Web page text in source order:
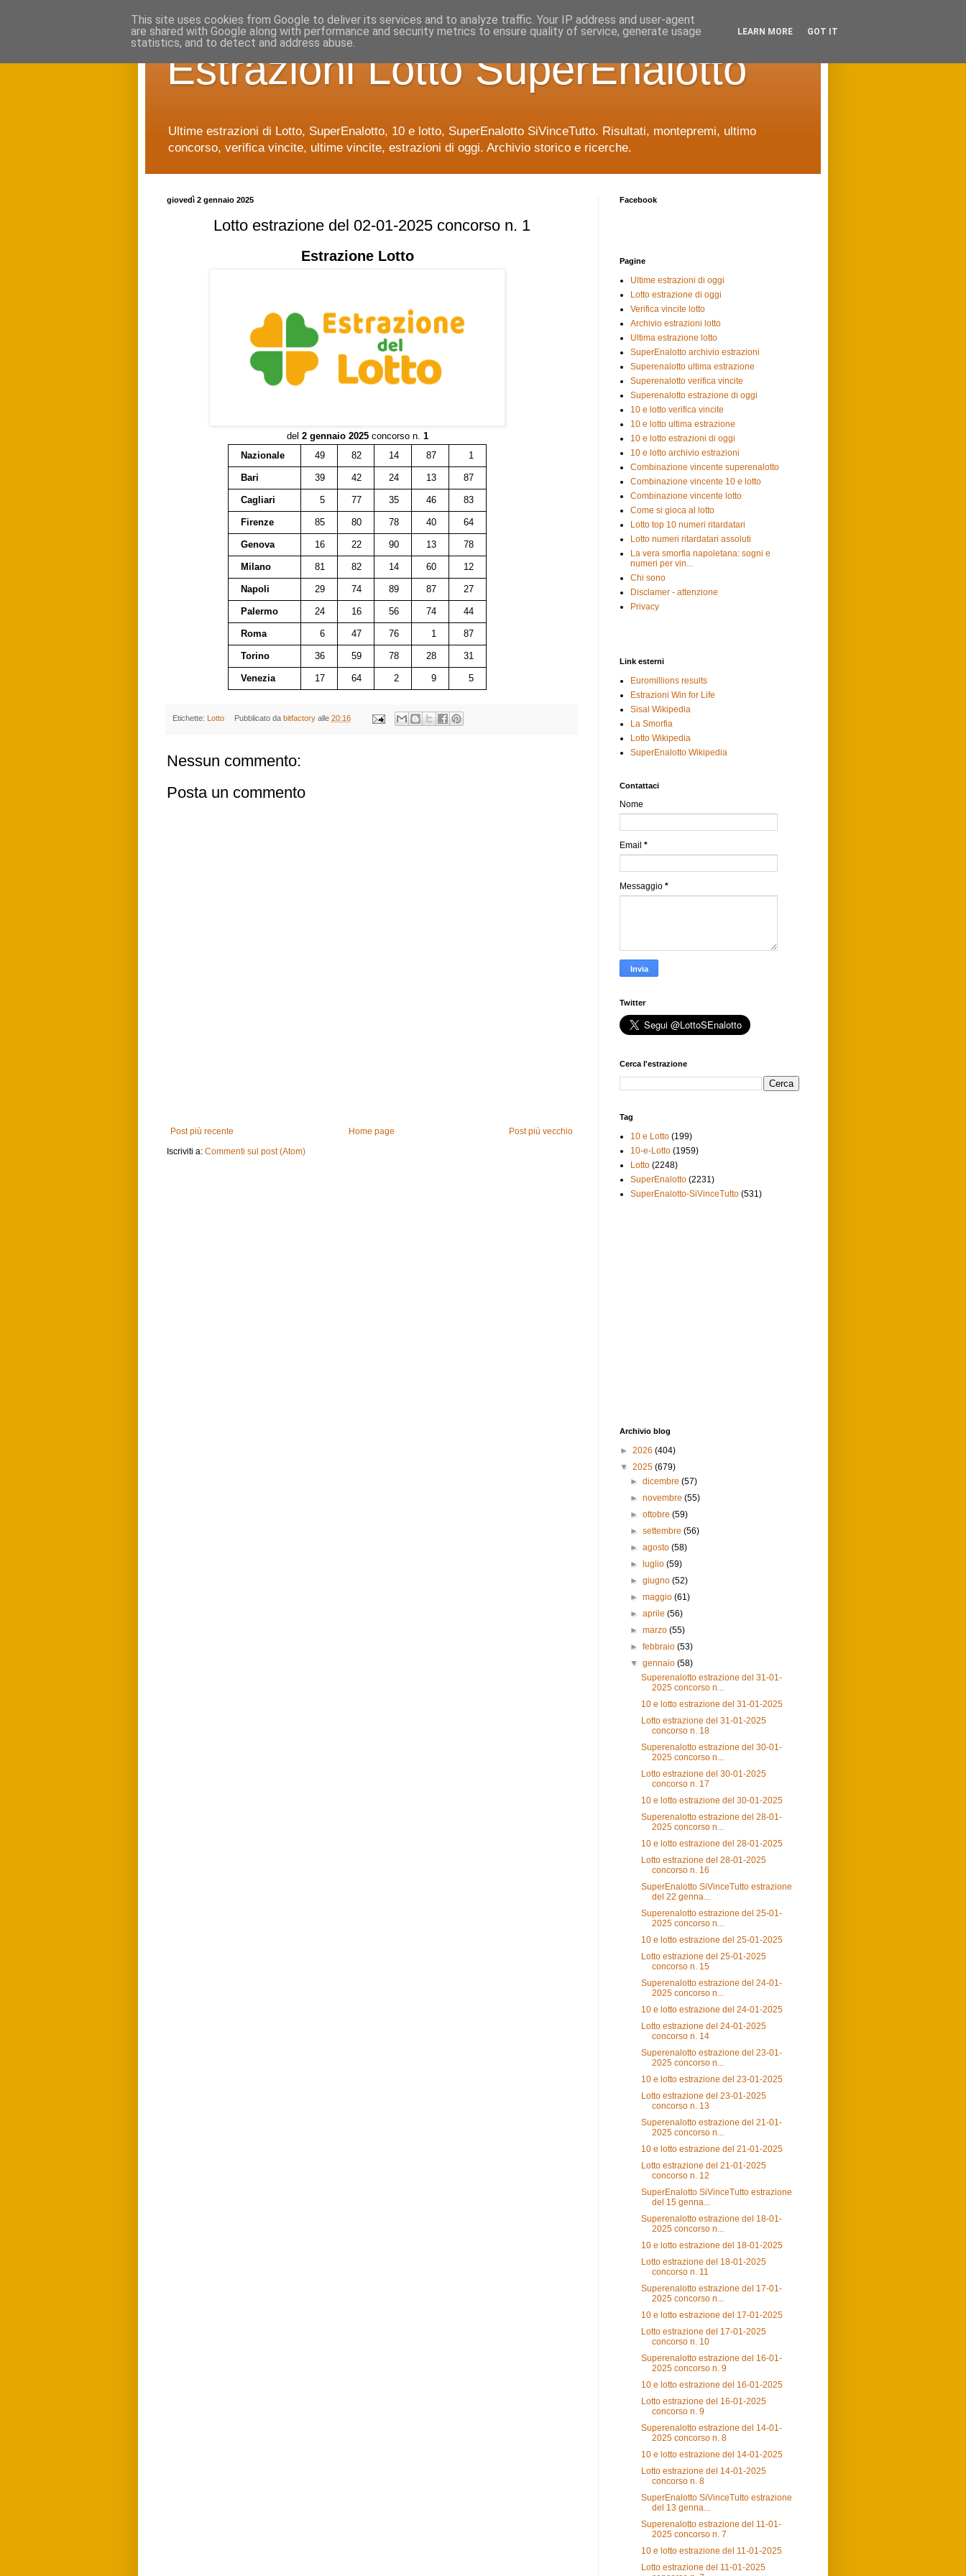
Estrazioni Lotto SuperEnalotto
Ultime estrazioni di Lotto, SuperEnalotto, 10 e lotto, SuperEnalotto SiVinceTutto. Risultati, montepremi, ultimo
concorso, verifica vincite, ultime vincite, estrazioni di oggi. Archivio storico e ricerche.
giovedì 2 gennaio 2025
Lotto estrazione del 02-01-2025 concorso n. 1
Estrazione Lotto
del 2 gennaio 2025concorso n. 1
Nazionale
49 82 14 87 1
Bari 39 42 24 13 87
Cagliari 5 77 35 46 83
Firenze 85 80 78 40 64
Genova 16 22 90 13 78
Milano 81 82 14 60 12
Napoli 29 74 89 87 27
Palermo 24 16 56 74 44
Roma 6 47 76 1 87
Torino 36 59 78 28 31
Venezia 17 64 2 9 5
Etichette: Lotto Pubblicato da bitfactory alle 20:16
Nessun commento:
Posta un commento
Post più recente Post più vecchio
Home page
Iscriviti a: Commenti sul post (Atom)
Facebook
Pagine
Ultime estrazioni di oggi
Lotto estrazione di oggi
Verifica vincite lotto
Archivio estrazioni lotto
Ultima estrazione lotto
SuperEnalotto archivio estrazioni
Superenalotto ultima estrazione
Superenalotto verifica vincite
Superenalotto estrazione di oggi
10 e lotto verifica vincite
10 e lotto ultima estrazione
10 e lotto estrazioni di oggi
10 e lotto archivio estrazioni
Combinazione vincente superenalotto
Combinazione vincente 10 e lotto
Combinazione vincente lotto
Come si gioca al lotto
Lotto top 10 numeri ritardatari
Lotto numeri ritardatari assoluti
La vera smorfia napoletana: sogni e
numeri per vin...
Chi sono
Disclamer - attenzione
Privacy
Link esterni
Euromillions results
Estrazioni Win for Life
Sisal Wikipedia
La Smorfia
Lotto Wikipedia
SuperEnalotto Wikipedia
Contattaci
Nome
Email *
Messaggio *
Twitter
Cerca l'estrazione
Tag
10 e Lotto (199)
10-e-Lotto (1959)
Lotto (2248)
SuperEnalotto (2231)
SuperEnalotto-SiVinceTutto (531)
Archivio blog
► 2026 (404)
▼ 2025 (679)
►dicembre(57)
►novembre(55)
►ottobre(59)
►settembre(56)
►agosto(58)
►
luglio(59)
►giugno(52)
►maggio(61)
►aprile(56)
►marzo(55)
►febbraio(53)
▼gennaio(58)
Superenalotto estrazione del 31-01-
2025 concorso n...
10 e lotto estrazione del 31-01-2025
Lotto estrazione del 31-01-2025
concorso n. 18
Superenalotto estrazione del 30-01-
2025 concorso n...
Lotto estrazione del 30-01-2025
concorso n. 17
10 e lotto estrazione del 30-01-2025
Superenalotto estrazione del 28-01-
2025 concorso n...
10 e lotto estrazione del 28-01-2025
Lotto estrazione del 28-01-2025
concorso n. 16
SuperEnalotto SiVinceTutto estrazione
del 22 genna...
Superenalotto estrazione del 25-01-
2025 concorso n...
10 e lotto estrazione del 25-01-2025
Lotto estrazione del 25-01-2025
concorso n. 15
Superenalotto estrazione del 24-01-
2025 concorso n...
10 e lotto estrazione del 24-01-2025
Lotto estrazione del 24-01-2025
concorso n. 14
Superenalotto estrazione del 23-01-
2025 concorso n...
10 e lotto estrazione del 23-01-2025
Lotto estrazione del 23-01-2025
concorso n. 13
Superenalotto estrazione del 21-01-
2025 concorso n...
10 e lotto estrazione del 21-01-2025
Lotto estrazione del 21-01-2025
concorso n. 12
SuperEnalotto SiVinceTutto estrazione
del 15 genna...
Superenalotto estrazione del 18-01-
2025 concorso n...
10 e lotto estrazione del 18-01-2025
Lotto estrazione del 18-01-2025
concorso n. 11
Superenalotto estrazione del 17-01-
2025 concorso n...
10 e lotto estrazione del 17-01-2025
Lotto estrazione del 17-01-2025
concorso n. 10
Superenalotto estrazione del 16-01-
2025 concorso n. 9
10 e lotto estrazione del 16-01-2025
Lotto estrazione del 16-01-2025
concorso n. 9
Superenalotto estrazione del 14-01-
2025 concorso n. 8
10 e lotto estrazione del 14-01-2025
Lotto estrazione del 14-01-2025
concorso n. 8
SuperEnalotto SiVinceTutto estrazione
del 13 genna...
Superenalotto estrazione del 11-01-
2025 concorso n. 7
10 e lotto estrazione del 11-01-2025
Lotto estrazione del 11-01-2025
This site uses cookies from Google to deliver its services and to analyze traffic. Your IP address and user-agent
are shared with Google along with performance and security metrics to ensure quality of service, generate usage
statistics, and to detect and address abuse.
LEARN MORE GOT IT